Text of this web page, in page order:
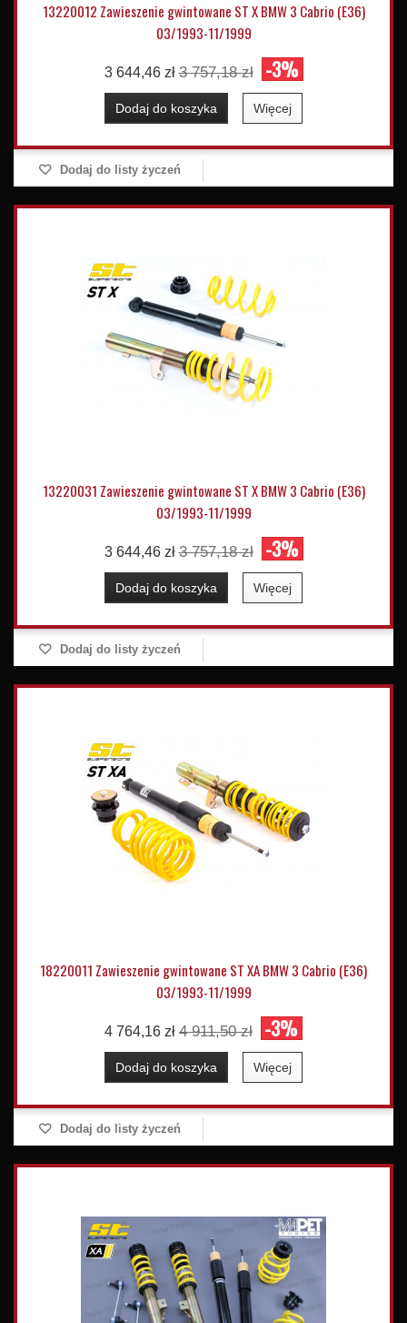
13220012 Zawieszenie gwintowane ST X BMW 3 Cabrio (E36)
03/1993-11/1999
3 644,46 zł 3 757,18 zł -3%
Dodaj do koszyka Więcej
Dodaj do listy życzeń
13220031 Zawieszenie gwintowane ST X BMW 3 Cabrio (E36)
03/1993-11/1999
3 644,46 zł 3 757,18 zł -3%
Dodaj do koszyka Więcej
Dodaj do listy życzeń
18220011 Zawieszenie gwintowane ST XA BMW 3 Cabrio (E36)
03/1993-11/1999
4 764,16 zł 4 911,50 zł -3%
Dodaj do koszyka Więcej
Dodaj do listy życzeń